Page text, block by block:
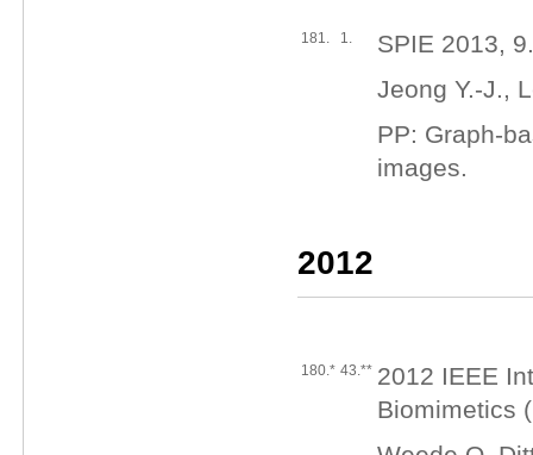
181. 1.
SPIE 2013,
Jeong Y.-J.,
PP: Graph-
images.
2012
180.* 43.** 2012 IEEE
Biomimetics